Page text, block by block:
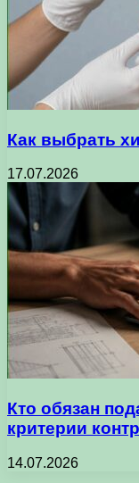
Как выбрать
17.07.2026
Кто обязан
критерии
14.07.2026